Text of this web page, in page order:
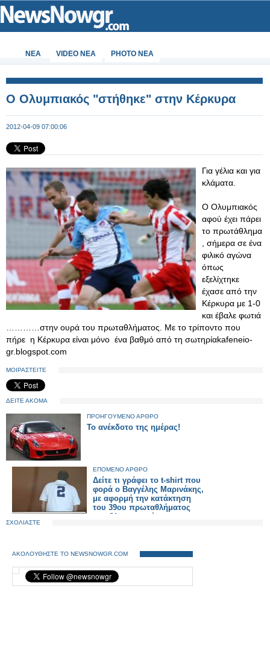
ΝΕΑ VIDEO NEA PHOTO NEA
Ο Ολυμπιακός "στήθηκε" στην Κέρκυρα
2012-04-09 07:00:06
Για γέλια και για
κλάματα.
Ο Ολυμπιακός
αφού έχει πάρει
το πρωτάθλημα
, σήμερα σε ένα
φιλικό αγώνα
όπως
εξελίχτηκε
έχασε από την
Κέρκυρα με 1-0
και έβαλε φωτιά
…………στην ουρά του πρωταθλήματος. Με το τρίποντο που
πήρε η Κέρκυρα είναι μόνο ένα βαθμό από τη σωτηρίαkafeneio-
gr.blogspot.com
ΜΟΙΡΑΣΤΕΙΤΕ
ΔΕΙΤΕ ΑΚΟΜΑ
ΠΡΟΗΓΟΥΜΕΝΟ ΑΡΘΡΟ
Το ανέκδοτο της ημέρας!
ΕΠΟΜΕΝΟ ΑΡΘΡΟ
Δείτε τι γράφει το t-shirt που
φορά ο Βαγγέλης Μαρινάκης,
με αφορμή την κατάκτηση
του 39ου πρωταθλήματος
του Ολυμπιακού.
ΣΧΟΛΙΑΣΤΕ
ΑΚΟΛΟΥΘΗΣΤΕ ΤΟ NEWSNOWGR.COM